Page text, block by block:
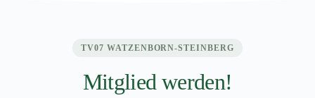
TV07 WATZENBORN-STEINBERG
Mitglied werden!